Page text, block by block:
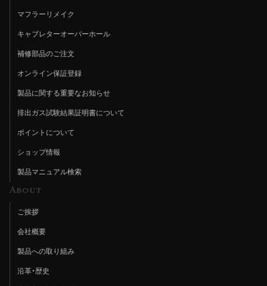
マフラーリメイク
キャブレターオーバーホール
補修部品のご注文
オンライン保証登録
製品に関する重要なお知らせ
排出ガス試験結果証明書について
ポイントについて
ショップ情報
製品マニュアル検索
About
ご挨拶
会社概要
製品への取り組み
沿革・歴史